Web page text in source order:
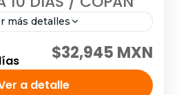
más detalles
MIERCOLES, VIERNES Y
Antigua Guatemala,
$32,945 MXN
a detalle